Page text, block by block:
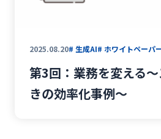
2025.08.20# 生成AI# ホワイトペーパ
第3回：業務を変える
きの効率化事例〜